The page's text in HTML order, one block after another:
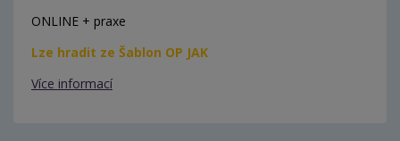
ONLINE + praxe
Lze hradit ze Šablon OP JAK
Více informací